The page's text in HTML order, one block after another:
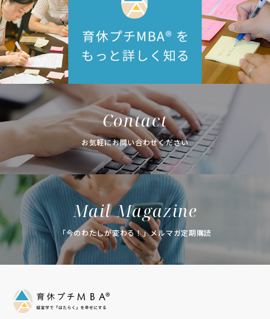
Contact
お気軽にお問い合わせください
Mail Magazine
「今のわたしが変わる！」メルマガ定期購読